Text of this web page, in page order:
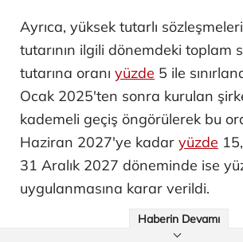
Ayrıca, yüksek tutarlı
tutarının ilgili dönemdeki toplam
tutarına oranı yüzde 5 ile
Ocak 2025'ten sonra kurulan
kademeli geçiş öngörülerek bu
Haziran 2027'ye kadar yüzde
31 Aralık 2027 döneminde ise
uygulanmasına karar verildi.
Haberin Devamı